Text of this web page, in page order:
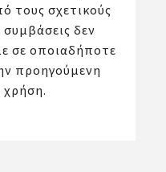
τους σχετικούς
συμβάσεις δεν
σε οποιαδήποτε
προηγούμενη
χρήση.